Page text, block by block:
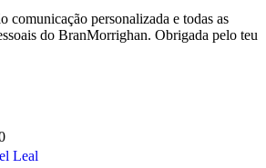
comunicação personalizada e todas as
do BranMorrighan. Obrigada pelo teu
Leal